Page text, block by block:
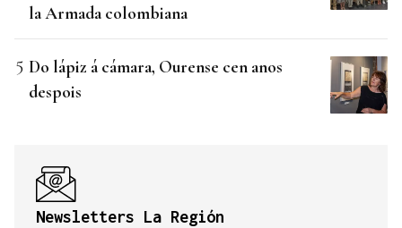
la Armada colombiana
Do lápiz á cámara, Ourense cen anos
despois
Newsletters La Región